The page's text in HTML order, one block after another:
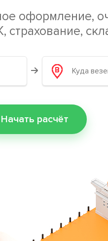
оформление,
страхование,
Начать расчёт